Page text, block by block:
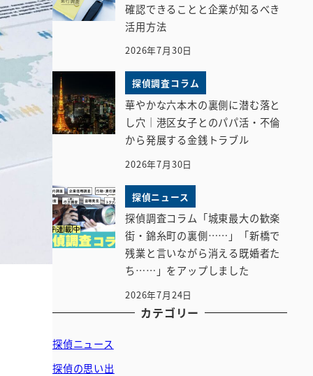
確認できることと企業が知るべき
活用方法
2026年7月30日
探偵調査コラム
華やかな六本木の裏側に潜む落と
し穴｜港区女子とのパパ活・不倫
から発展する金銭トラブル
2026年7月30日
探偵ニュース
探偵調査コラム「城東最大の歓楽
街・錦糸町の裏側……」「新橋で
残業と言いながら消える既婚者た
ち……」をアップしました
2026年7月24日
カテゴリー
探偵ニュース
探偵の思い出